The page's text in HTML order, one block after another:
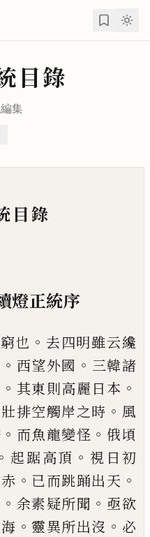
目錄
編集
目錄
燈正統序
也 。 去四明雖云纔
。 西望外國 。 三韓諸
。 其東則高麗日本 。
排空觸岸之時 。 風
。 而魚龍變怪 。 俄頃
。 起踞高頂 。 視日初
。 已而跳踊出天 。
。 余素疑所聞 。 亟欲
。靈異所出沒 。 必